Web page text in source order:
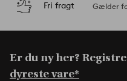
Fri fragt Gælder
Er du ny her?
dyreste vare*